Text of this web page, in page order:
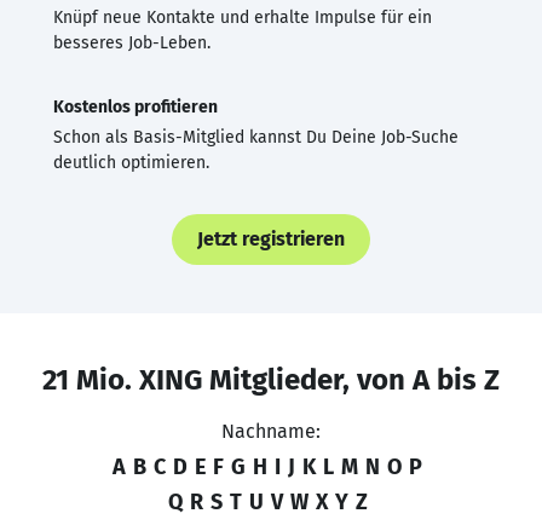
Knüpf neue Kontakte und erhalte Impulse für ein
besseres Job-Leben.
Kostenlos profitieren
Schon als Basis-Mitglied kannst Du Deine Job-Suche
deutlich optimieren.
Jetzt registrieren
21 Mio. XING Mitglieder, von A bis Z
Nachname:
A B C D E F G H I J K L M N O P
Q R S T U V W X Y Z